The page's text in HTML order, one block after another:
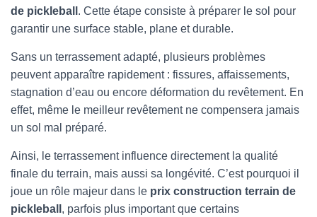
de pickleball . Cette étape consiste à préparer le sol pour
garantir une surface stable, plane et durable.
Sans un terrassement adapté, plusieurs problèmes
peuvent apparaître rapidement : fissures, affaissements,
stagnation d’eau ou encore déformation du revêtement. En
effet, même le meilleur revêtement ne compensera jamais
un sol mal préparé.
Ainsi, le terrassement influence directement la qualité
finale du terrain, mais aussi sa longévité. C’est pourquoi il
joue un rôle majeur dans le prix construction terrain de
pickleball , parfois plus important que certains